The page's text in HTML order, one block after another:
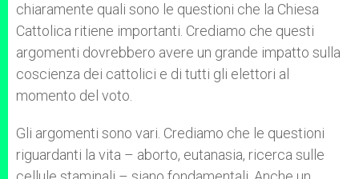
chiaramente quali sono le questioni che la Chiesa
Cattolica ritiene importanti. Crediamo che questi
argomenti dovrebbero avere un grande impatto sulla
coscienza dei cattolici e di tutti gli elettori al
momento del voto.
Gli argomenti sono vari. Crediamo che le questioni
riguardanti la vita – aborto, eutanasia, ricerca sulle